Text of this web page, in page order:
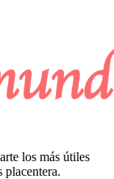
los más útiles
placentera.